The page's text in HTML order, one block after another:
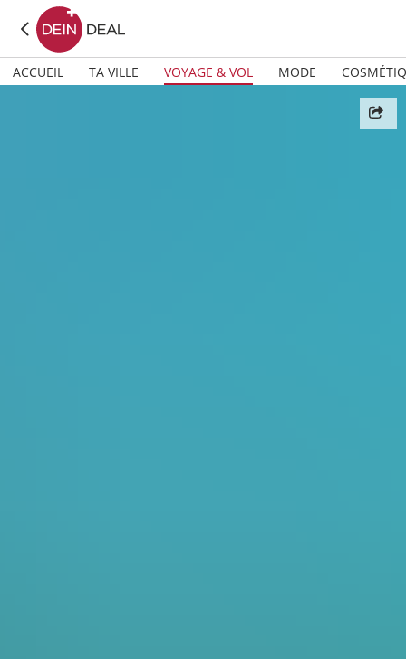
ACCUEIL TA VILLE VOYAGE & VOL MODE